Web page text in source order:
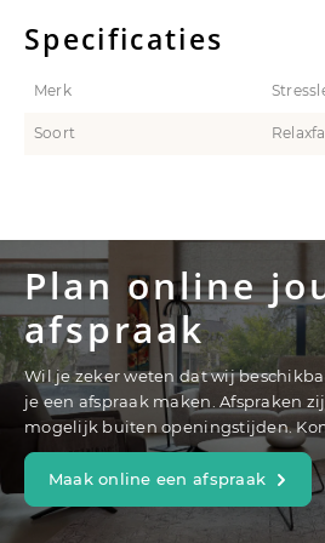
Specificaties
Merk
Soort
Plan online
afspraak
Wil je zeker weten dat wij
je een afspraak maken. Afspraken
mogelijk buiten openingstijden.
Maak online een afspraak